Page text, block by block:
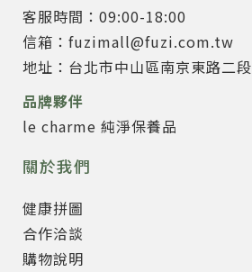
客服時間：09:00-18:00
信箱：fuzimall@fuzi.com.tw
地址：台北市中山區南京東路二
品牌夥伴
le charme 純淨保養品
關於我們
健康拼圖
合作洽談
購物說明